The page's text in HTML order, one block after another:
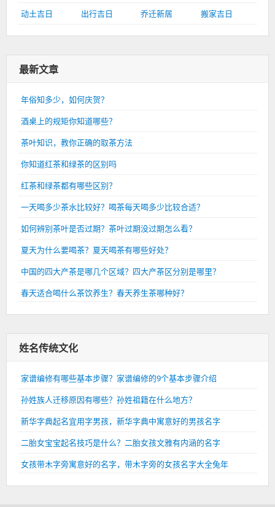
动土吉日
出行吉日 乔迁新居 搬家吉日
最新文章
年俗知多少，如何庆贺？
酒桌上的规矩你知道哪些？
茶叶知识，教你正确的取茶方法
你知道红茶和绿茶的区别吗
红茶和绿茶都有哪些区别？
一天喝多少茶水比较好？喝茶每天喝多少比较合适？
如何辨别茶叶是否过期？茶叶过期没过期怎么看？
夏天为什么要喝茶？夏天喝茶有哪些好处？
中国的四大产茶是哪几个区域？四大产茶区分别是哪里？
春天适合喝什么茶饮养生？春天养生茶哪种好？
姓名传统文化
家谱编修有哪些基本步骤？家谱编修的9个基本步骤介绍
孙姓族人迁移原因有哪些？孙姓祖籍在什么地方？
新华字典起名宜用字男孩，新华字典中寓意好的男孩名字
二胎女宝宝起名技巧是什么？二胎女孩文雅有内涵的名字
女孩带木字旁寓意好的名字，带木字旁的女孩名字大全兔年